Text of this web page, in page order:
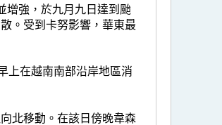
增強，於九月九日達到颱
。受到卡努影響，華東最
上在越南南部沿岸地區消
北移動。在該日傍晚韋森